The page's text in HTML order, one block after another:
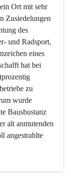
Ort mit sehr
Zusiedelungen
des
und Radsport,
eines
hat bei
zu
wurde
Bausbustanz
alt anmutenden
angestrahlte
aber integrativer